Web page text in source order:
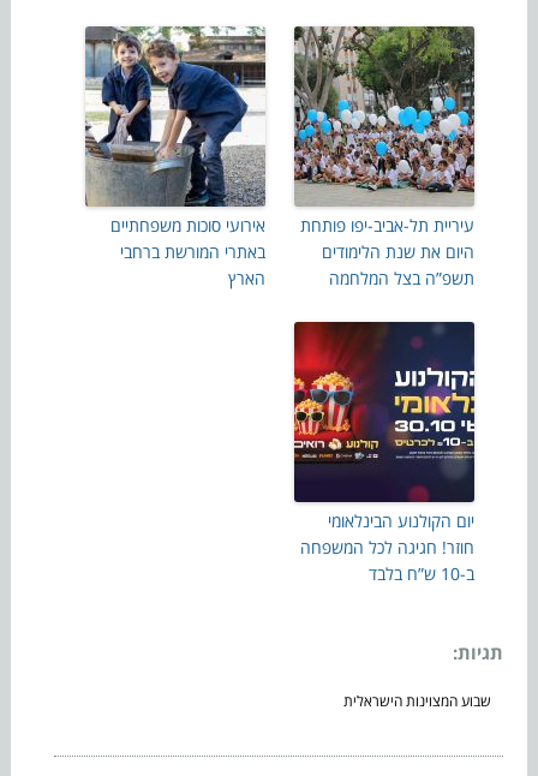
עיריית תל-אביב-יפו פותחת
היום את שנת הלימודים
תשפ”ה בצל המלחמה
אירועי סוכות משפחתיים
באתרי המורשת ברחבי
הארץ
יום הקולנוע הבינלאומי
חוזר! חגיגה לכל המשפחה
ב-10 ש”ח בלבד
תגיות:
שבוע המצוינות הישראלית